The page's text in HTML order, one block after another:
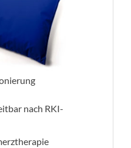
nach RKI-